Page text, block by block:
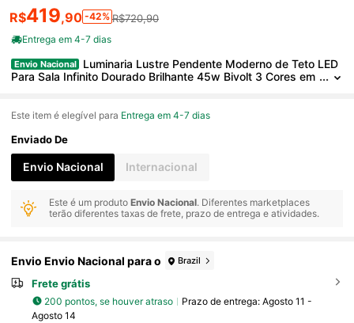
R$419,90 -42% R$720,90
Entrega em 4-7 dias
Envio Nacional
Luminaria Lustre Pendente Moderno de Teto LED
Para Sala Infinito Dourado Brilhante 45w Bivolt 3 Cores em
Este item é elegível para Entrega em 4-7 dias
Enviado De
Envio Nacional Internacional
Este é um produtoEnvio Nacional. Diferentes marketplaces
terão diferentes taxas de frete, prazo de entrega e atividades.
Envio Envio Nacional para o Brazil
Frete grátis
200 pontos, se houver atraso Prazo de entrega: Agosto 11 -
Agosto 14